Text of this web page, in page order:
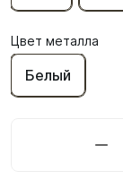
Цвет металла
Белый